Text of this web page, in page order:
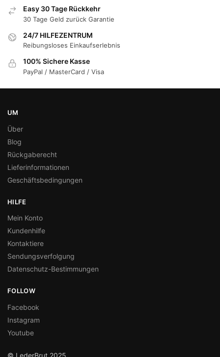
Easy 30 Tage Rückkehr
30 Tage Geld zurück Garantie
24/7 HILFEZENTRUM
Reibungsloses Einkaufserlebnis
100% Sichere Kasse
PayPal / MasterCard / Visa
UM
Über
Blog
Rückgaberecht
Lieferinformationen
Geschäftsbedingungen
HILFE
Mein Konto
Kundenhilfe
Kontaktiere
Sendungsverfolgung
Datenschutz-Bestimmungen
FOLLOW
Facebook
Instagram
Youtube
© LederBrut 2025